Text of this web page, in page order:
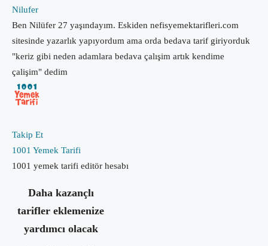
Nilufer
Ben Nilüfer 27 yaşındayım. Eskiden nefisyemektarifleri.com
sitesinde yazarlık yapıyordum ama orda bedava tarif giriyorduk
"keriz gibi neden adamlara bedava çalışim artık kendime
çalişim" dedim
Takip Et
1001 Yemek Tarifi
1001 yemek tarifi editör hesabı
Daha kazançlı
tarifler eklemenize
yardımcı olacak